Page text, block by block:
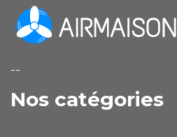
--
Nos catégories